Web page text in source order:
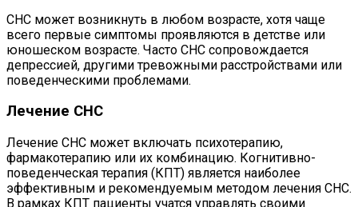
СНС может возникнуть в любом возрасте, хотя чаще
всего первые симптомы проявляются в детстве или
юношеском возрасте. Часто СНС сопровождается
депрессией, другими тревожными расстройствами или
поведенческими проблемами.
Лечение СНС
Лечение СНС может включать психотерапию,
фармакотерапию или их комбинацию. Когнитивно-
поведенческая терапия (КПТ) является наиболее
эффективным и рекомендуемым методом лечения СНС.
В рамках КПТ пациенты учатся управлять своими